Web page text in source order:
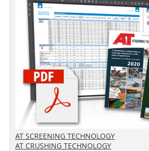
AT SCREENING TECHNOLOGY
AT CRUSHING TECHNOLOGY